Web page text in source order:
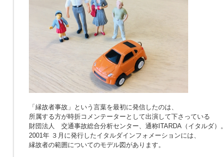
「縁故者事故」という言葉を最初に発信したのは、
所属する方が時折コメンテーターとして出演して下さっている
財団法人 交通事故総合分析センター、通称ITARDA（イタルダ）
2001年 ３月に発行したイタルダインフォメーションには、
縁故者の範囲についてのモデル図があります。